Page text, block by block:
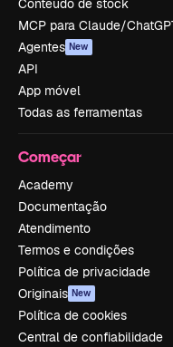
Conteúdo de stock
MCP para Claude/
Agentes New
API
App móvel
Todas as ferramentas
Começar
Academy
Documentação
Atendimento
Termos e condições
Política de privacidade
Originais New
Política de cookies
Central de confiabilidade